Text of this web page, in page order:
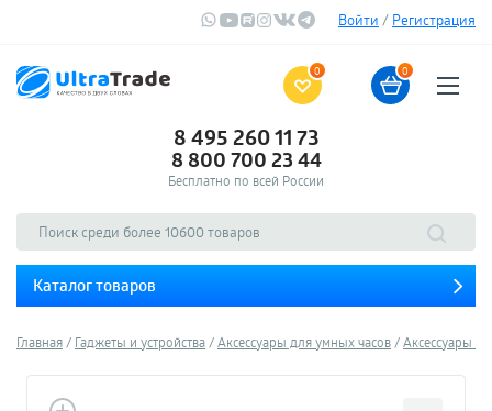
Войти / Регистрация
0 0
8 495 260 11 73
8 800 700 23 44
Бесплатно по всей России
Каталог товаров
Главная Гаджеты и устройства Аксессуары для умных часов Аксессуары